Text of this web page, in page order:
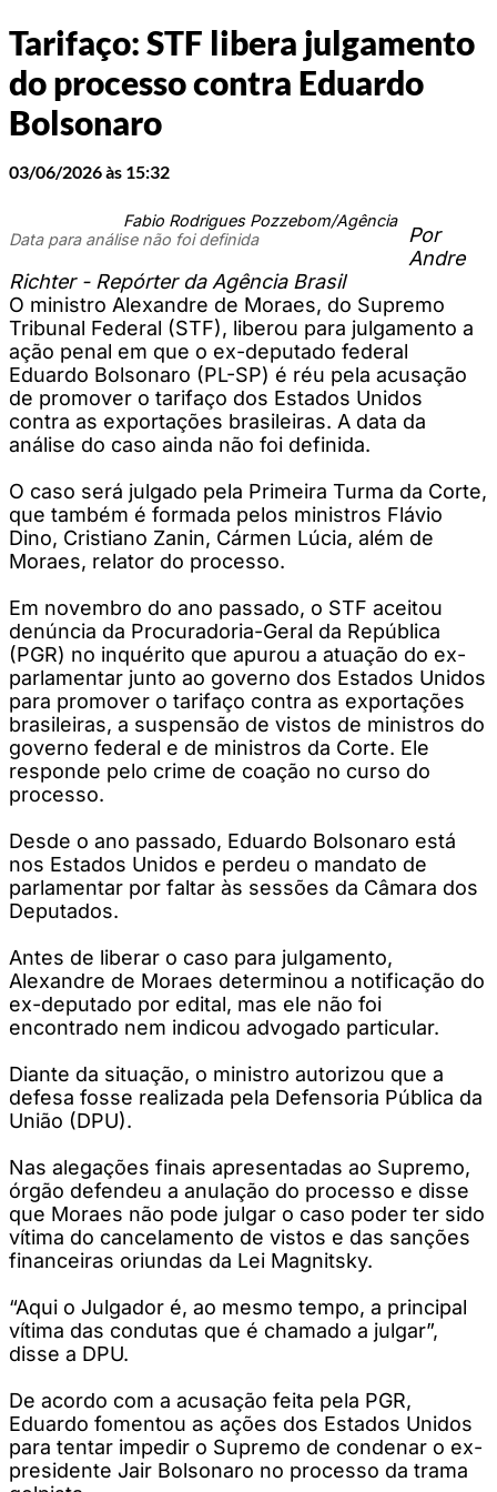
Tarifaço: STF libera julgamento
do processo contra Eduardo
Bolsonaro
03/06/2026 às 15:32
Fabio Rodrigues Pozzebom/Agência
Data para análise não foi definida
Por
Andre
Richter - Repórter da Agência Brasil
O ministro Alexandre de Moraes, do Supremo
Tribunal Federal (STF), liberou para julgamento a
ação penal em que o ex-deputado federal
Eduardo Bolsonaro (PL-SP) é réu pela acusação
de promover o tarifaço dos Estados Unidos
contra as exportações brasileiras. A data da
análise do caso ainda não foi definida.
O caso será julgado pela Primeira Turma da Corte,
que também é formada pelos ministros Flávio
Dino, Cristiano Zanin, Cármen Lúcia, além de
Moraes, relator do processo.
Em novembro do ano passado, o STF aceitou
denúncia da Procuradoria-Geral da República
(PGR) no inquérito que apurou a atuação do ex-
parlamentar junto ao governo dos Estados Unidos
para promover o tarifaço contra as exportações
brasileiras, a suspensão de vistos de ministros do
governo federal e de ministros da Corte. Ele
responde pelo crime de coação no curso do
processo.
Desde o ano passado, Eduardo Bolsonaro está
nos Estados Unidos e perdeu o mandato de
parlamentar por faltar às sessões da Câmara dos
Deputados.
Antes de liberar o caso para julgamento,
Alexandre de Moraes determinou a notificação do
ex-deputado por edital, mas ele não foi
encontrado nem indicou advogado particular.
Diante da situação, o ministro autorizou que a
defesa fosse realizada pela Defensoria Pública da
União (DPU).
Nas alegações finais apresentadas ao Supremo,
órgão defendeu a anulação do processo e disse
que Moraes não pode julgar o caso poder ter sido
vítima do cancelamento de vistos e das sanções
financeiras oriundas da Lei Magnitsky.
“Aqui o Julgador é, ao mesmo tempo, a principal
vítima das condutas que é chamado a julgar”,
disse a DPU.
De acordo com a acusação feita pela PGR,
Eduardo fomentou as ações dos Estados Unidos
para tentar impedir o Supremo de condenar o ex-
presidente Jair Bolsonaro no processo da trama